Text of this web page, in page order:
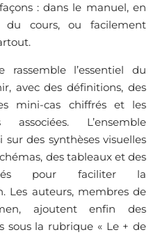
: dans le manuel, en
du cours, ou facilement
rassemble l’essentiel du
avec des définitions, des
mini-cas chiffrés et les
associées. L’ensemble
sur des synthèses visuelles
des tableaux et des
pour faciliter la
Les auteurs, membres de
ajoutent enfin des
sous la rubrique « Le + de